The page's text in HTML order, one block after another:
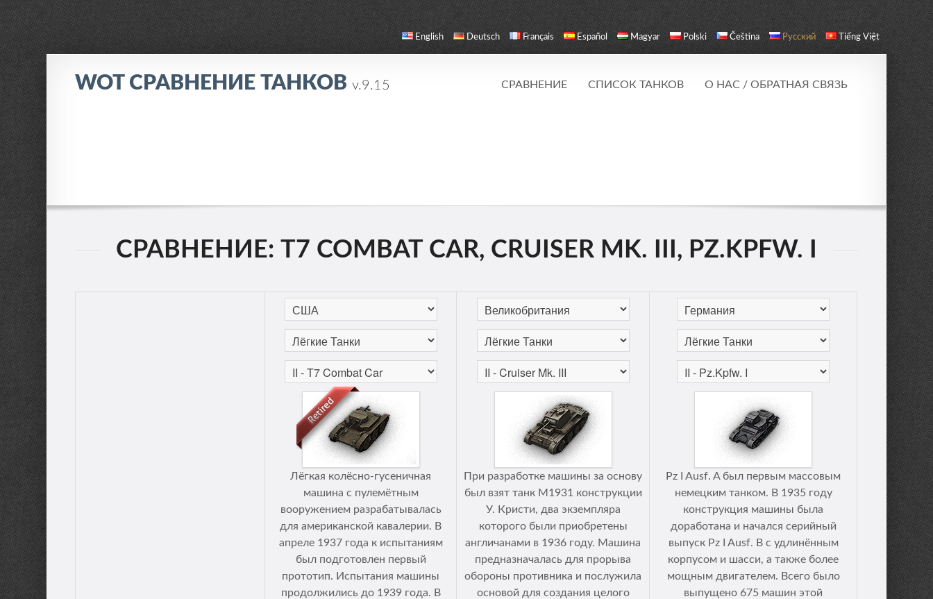
English Deutsch Français Español Magyar Polski Čeština Русский Tiếng Việt
WOT СРАВНЕНИЕ ТАНКОВv.9.15 СРАВНЕНИЕ СПИСОК ТАНКОВ О НАС / ОБРАТНАЯ СВЯЗЬ
СРАВНЕНИЕ: T7 COMBAT CAR, CRUISER MK. III, PZ.KPFW. I
Лёгкая колёсно-гусеничная
машина с пулемётным
вооружением разрабатывалась
для американской кавалерии. В
апреле 1937 года к испытаниям
был подготовлен первый
прототип. Испытания машины
продолжились до 1939 года. В
При разработке машины за основу
был взят танк М1931 конструкции
У. Кристи, два экземпляра
которого были приобретены
англичанами в 1936 году. Машина
предназначалась для прорыва
обороны противника и послужила
основой для создания целого
Pz I Ausf. A был первым массовым
немецким танком. В 1935 году
конструкция машины была
доработана и начался серийный
выпуск Pz I Ausf. B с удлинённым
корпусом и шасси, а также более
мощным двигателем. Всего было
выпущено 675 машин этой